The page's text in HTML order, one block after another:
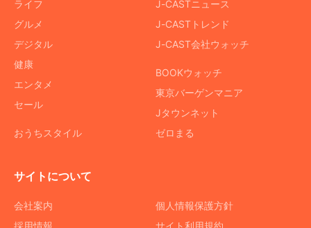
ライフ
グルメ
デジタル
健康
エンタメ
セール
おうちスタイル
J-CASTニュース
J-CASTトレンド
J-CAST会社ウォッチ
BOOKウォッチ
東京バーゲンマニア
Jタウンネット
ゼロまる
サイトについて
会社案内
採用情報
個人情報保護方針
サイト利用規約